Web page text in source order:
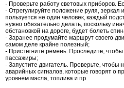
- Проверьте работу световых приборов.
- Отрегулируйте положение руля, зеркал
пользуется не один человек, каждый
нужно обязательно делать, поскольку
обстановкой на дороге, будет болеть
- Заранее продумайте маршрут своего
самом деле крайне полезный;
- Пристегните ремень. Проследите,
пассажиры;
- Запустите двигатель. Проверьте,
аварийных сигналов, которые говорят о
уровнем масла, топлива и пр.